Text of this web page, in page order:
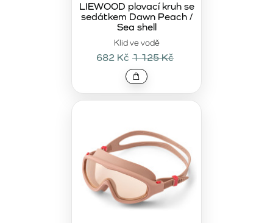
Klid ve vodě
LIEWOOD plovací kruh se
sedátkem Dawn Peach /
Sea shell
682 Kč 1 125 Kč